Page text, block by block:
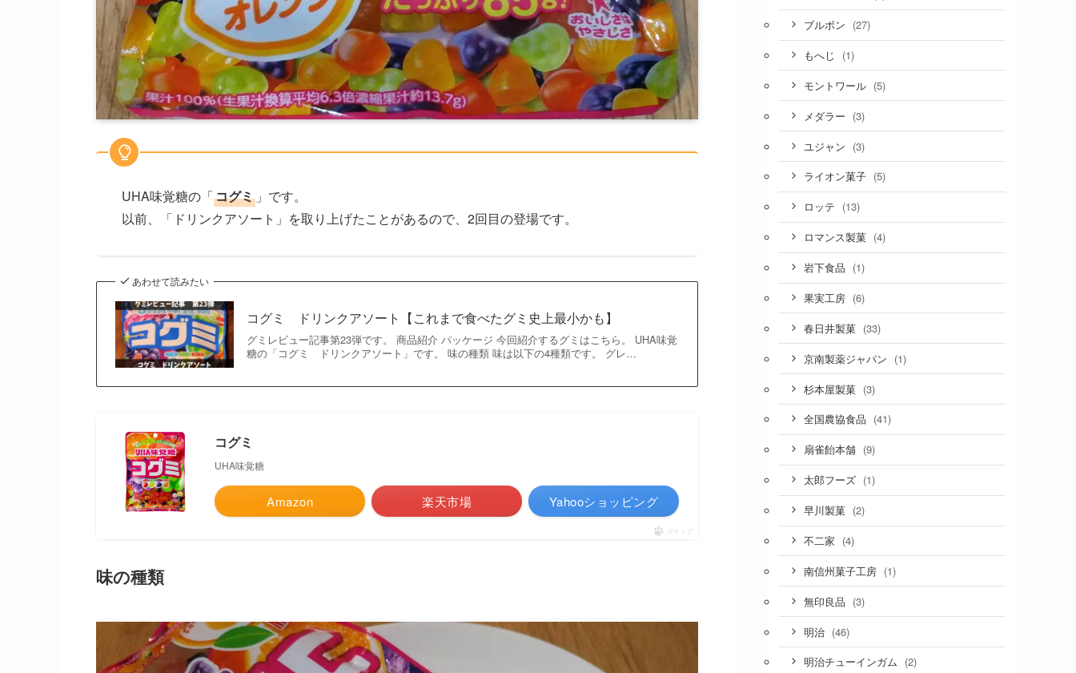
UHA味覚糖の「コグミ 」です。
以前、「ドリンクアソート」を取り上げたことがあるので、2回目の登場です。
あわせて読みたい
コグミ ドリンクアソート【これまで食べたグミ史上最小かも】
グミレビュー記事第23弾です。 商品紹介 パッケージ 今回紹介するグミはこちら。 UHA味覚
糖の「コグミ ドリンクアソート」です。 味の種類 味は以下の4種類です。 グレ…
コグミ
UHA味覚糖
Amazon 楽天市場 Yahooショッピング
ポチップ
味の種類
ブルボン (27)
もへじ (1)
モントワール (5)
メダラー (3)
ユジャン (3)
ライオン菓子 (5)
ロッテ (13)
ロマンス製菓 (4)
岩下食品 (1)
果実工房 (6)
春日井製菓 (33)
京南製薬ジャパン (1)
杉本屋製菓 (3)
全国農協食品 (41)
扇雀飴本舗 (9)
太郎フーズ (1)
早川製菓 (2)
不二家 (4)
南信州菓子工房 (1)
無印良品 (3)
明治 (46)
明治チューインガム (2)